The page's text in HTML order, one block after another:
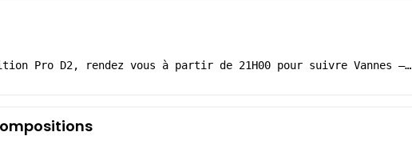
Pro D2, rendez vous à partir de 21H00 pour suivre Vannes –…